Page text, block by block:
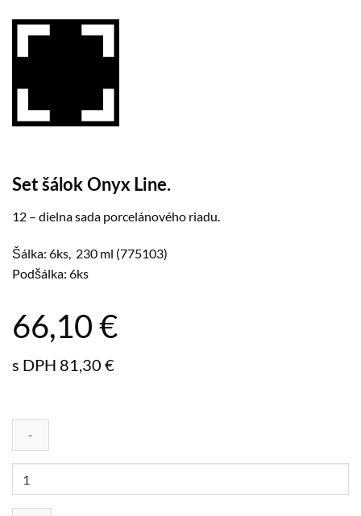
Set šálok Onyx Line.
12 – dielna sada porcelánového riadu.
Šálka: 6ks, 230 ml (775103)
Podšálka: 6ks
66,10€
s DPH 81,30 €
šálok